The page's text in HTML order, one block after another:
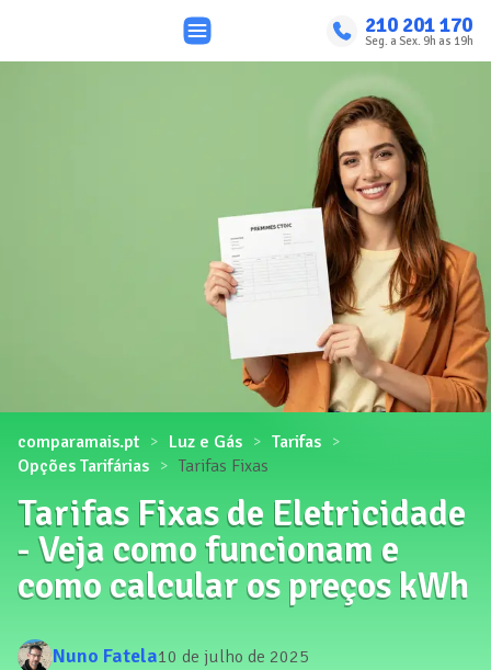
210 201 170
Seg. a Sex. 9h as 19h
comparamais.pt Luz e Gás
Tarifas
Opções Tarifárias
Tarifas Fixas
Tarifas Fixas de Eletricidade
- Veja como funcionam e
como calcular os preços kWh
Nuno Fatela10 de julho de 2025